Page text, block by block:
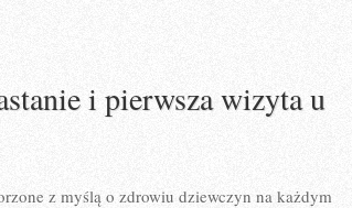
i pierwsza wizyta u
z myślą o zdrowiu dziewczyn na każdym